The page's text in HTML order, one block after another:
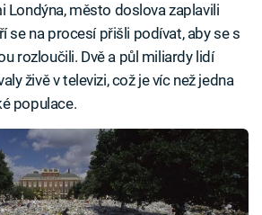
Londýna, město doslova zaplavili
se na procesí přišli podívat, aby se s
rozloučili. Dvě a půl miliardy lidí
živě v televizi, což je víc než jedna
populace.